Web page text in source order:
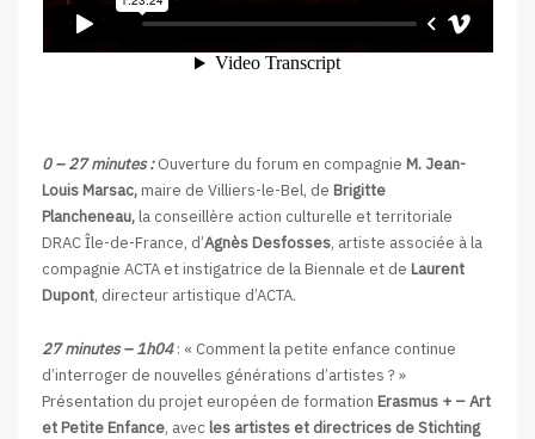
0 – 27 minutes :Ouverture du forum en compagnie M. Jean-
Louis Marsac,maire de Villiers-le-Bel, de Brigitte
Plancheneau,la conseillère action culturelle et territoriale
DRAC Île-de-France, d’Agnès Desfosses, artiste associée à la
compagnie ACTA et instigatrice de la Biennale et de Laurent
Dupont, directeur artistique d’ACTA.
27 minutes – 1h04: « Comment la petite enfance continue
d’interroger de nouvelles générations d’artistes ? »
Présentation du projet européen de formation Erasmus + – Art
et Petite Enfance, avec les artistes et directrices de Stichting